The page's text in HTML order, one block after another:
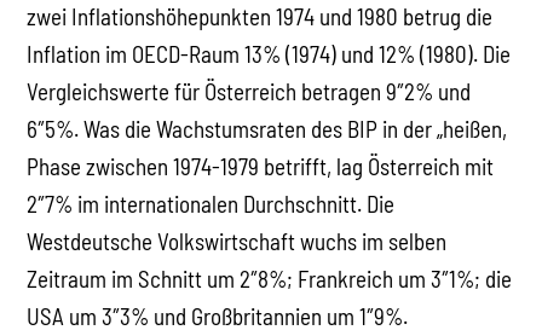
zwei Inflationshöhepunkten 1974 und 1980 betrug die
Inflation im OECD-Raum 13% (1974) und 12% (1980). Die
Vergleichswerte für Österreich betragen 9″2% und
6″5%. Was die Wachstumsraten des BIP in der „heißen,
Phase zwischen 1974-1979 betrifft, lag Österreich mit
2″7% im internationalen Durchschnitt. Die
Westdeutsche Volkswirtschaft wuchs im selben
Zeitraum im Schnitt um 2″8%; Frankreich um 3″1%; die
USA um 3″3% und Großbritannien um 1″9%.